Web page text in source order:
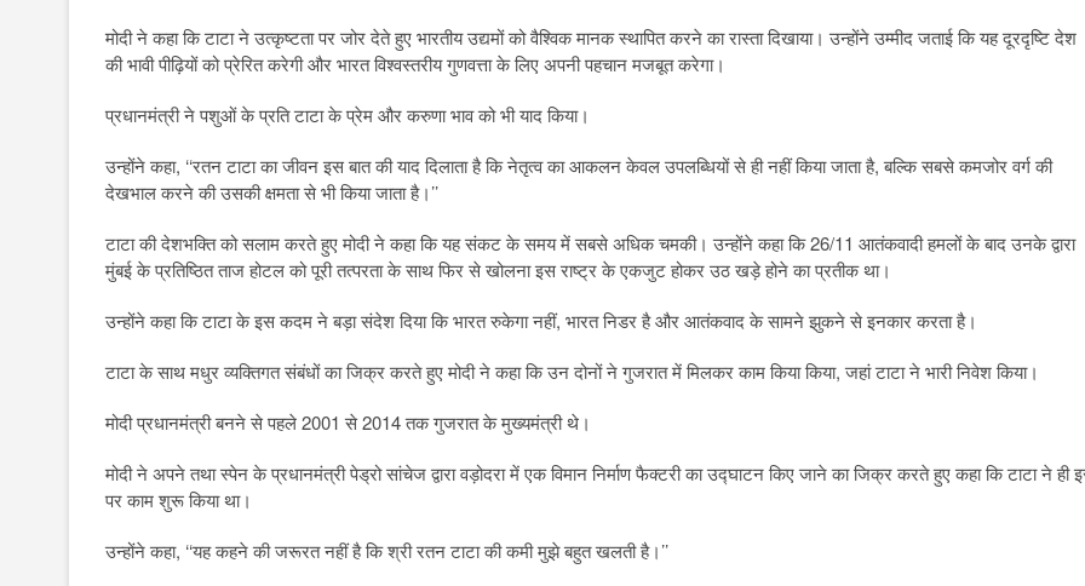
मोदी ने कहा कि टाटा ने उत्कृष्टता पर जोर देते हुए भारतीय उद्यमों को वैश्विक मानक स्थापित करने का रास्ता दिखाया। उन्होंने उम्मीद जताई कि यह दूरदृष्टि देश
की भावी पीढ़ियों को प्रेरित करेगी और भारत विश्वस्तरीय गुणवत्ता के लिए अपनी पहचान मजबूत करेगा।
प्रधानमंत्री ने पशुओं के प्रति टाटा के प्रेम और करुणा भाव को भी याद किया।
उन्होंने कहा, ‘‘रतन टाटा का जीवन इस बात की याद दिलाता है कि नेतृत्व का आकलन केवल उपलब्धियों से ही नहीं किया जाता है, बल्कि सबसे कमजोर वर्ग की
देखभाल करने की उसकी क्षमता से भी किया जाता है।’’
टाटा की देशभक्ति को सलाम करते हुए मोदी ने कहा कि यह संकट के समय में सबसे अधिक चमकी। उन्होंने कहा कि 26/11 आतंकवादी हमलों के बाद उनके द्वारा
मुंबई के प्रतिष्ठित ताज होटल को पूरी तत्परता के साथ फिर से खोलना इस राष्ट्र के एकजुट होकर उठ खड़े होने का प्रतीक था।
उन्होंने कहा कि टाटा के इस कदम ने बड़ा संदेश दिया कि भारत रुकेगा नहीं, भारत निडर है और आतंकवाद के सामने झुकने से इनकार करता है।
टाटा के साथ मधुर व्यक्तिगत संबंधों का जिक्र करते हुए मोदी ने कहा कि उन दोनों ने गुजरात में मिलकर काम किया किया, जहां टाटा ने भारी निवेश किया।
मोदी प्रधानमंत्री बनने से पहले 2001 से 2014 तक गुजरात के मुख्यमंत्री थे।
मोदी ने अपने तथा स्पेन के प्रधानमंत्री पेड्रो सांचेज द्वारा वड़ोदरा में एक विमान निर्माण फैक्टरी का उद्घाटन किए जाने का जिक्र करते हुए कहा कि टाटा ने ही
पर काम शुरू किया था।
उन्होंने कहा, ‘‘यह कहने की जरूरत नहीं है कि श्री रतन टाटा की कमी मुझे बहुत खलती है।’’